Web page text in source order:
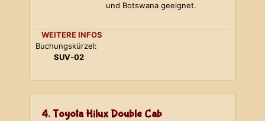
und Botswana geeignet.
WEITERE INFOS
Buchungskürzel:
SUV-02
4. Toyota Hilux Double Cab